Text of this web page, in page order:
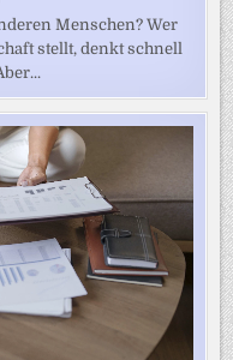
Menschen? Wer
stellt, denkt schnell